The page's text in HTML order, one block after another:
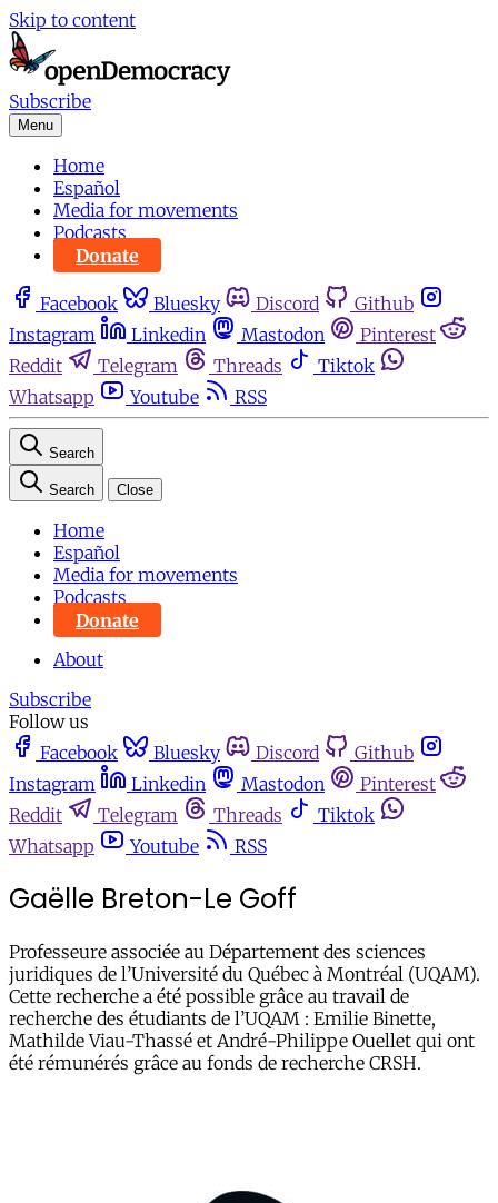
Skip to content
Subscribe
Menu
Home
Español
Media for movements
Podcasts
Donate
Facebook Bluesky Discord
Github
Instagram
Linkedin Mastodon
Pinterest
Reddit
Telegram Threads
Tiktok
Whatsapp
Youtube RSS
Search
Search Close
Home
Español
Media for movements
Podcasts
Donate
About
Subscribe
Follow us
Facebook
Bluesky Discord
Github
Instagram
Linkedin Mastodon
Pinterest
Reddit
Telegram Threads
Tiktok
Whatsapp
Youtube RSS
Gaëlle Breton-Le Goff
Professeure associée au Département des sciences
juridiques de l’Université du Québec à Montréal (UQAM).
Cette recherche a été possible grâce au travail de
recherche des étudiants de l’UQAM : Emilie Binette,
Mathilde Viau-Thassé et André-Philippe Ouellet qui ont
été rémunérés grâce au fonds de recherche CRSH.